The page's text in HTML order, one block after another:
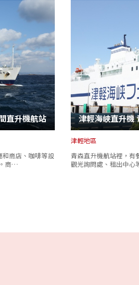
直升機航站
商店、咖啡等設
商…
津輕海峽直升機
津輕地區
青森直升機航站裡，有
觀光詢問處、租出中